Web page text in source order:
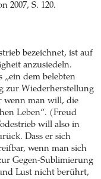
2007, S. 120.
bezeichnet, ist auf
anzusiedeln.
„ein dem belebten
zur Wiederherstellung
wenn man will, die
Leben“. (Freud
will also in
Dass er sich
wenn man sich
Gegen-Sublimierung
Lust nicht berührt,